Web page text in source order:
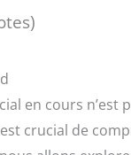
en cours
crucial de